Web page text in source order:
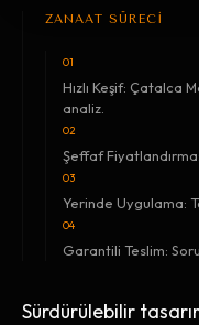
ZANAAT SÜRECİ
01
Hızlı Keşif: Çatalca
analiz.
02
Şeffaf
03
Yerinde Uygulama:
04
Garantili Teslim:
Sürdürülebilir